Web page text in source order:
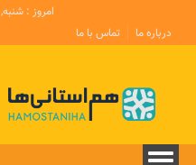
امروز : شنبه, ۱۷ مرداد , ۱۴۰۵
درباره ما
تماس با ما